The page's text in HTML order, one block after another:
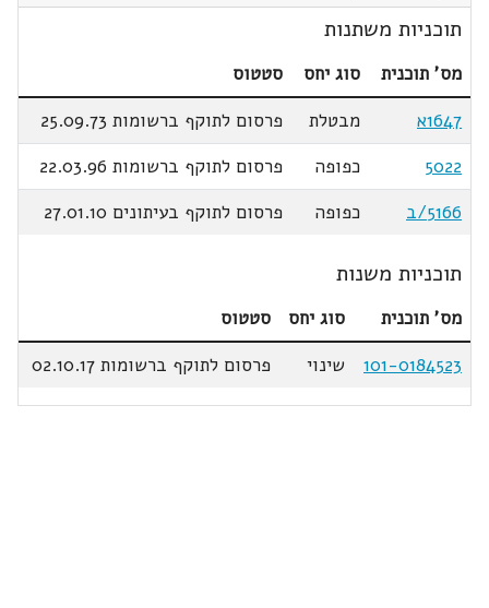
תוכניות משתנות
מס' תוכנית סוג יחס
סטטוס
1647א
מבטלת
פרסום לתוקף ברשומות 25.09.73
5022
כפופה
פרסום לתוקף ברשומות 22.03.96
5166/ב
כפופה פרסום לתוקף בעיתונים 27.01.10
תוכניות משנות
מס' תוכנית סוג יחס
סטטוס
101-0184523
שינוי פרסום לתוקף ברשומות 02.10.17